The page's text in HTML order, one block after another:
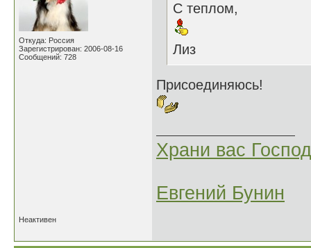
Откуда: Россия
Зарегистрирован: 2006-08-16
Сообщений: 728
С теплом,
Лиз
Присоединяюсь!
Храни вас
Евгений Бунин
Неактивен